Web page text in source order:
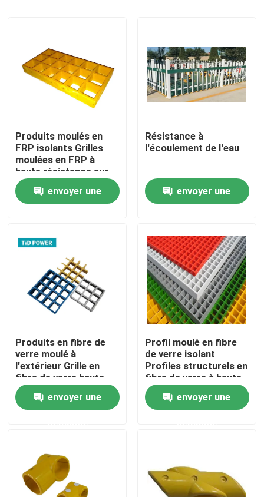
À la maison
Produits
À propos de nous
Visite de l'usine
Contrôle de la qualité
Nous contacter
Demandez un devis
Isolateur ferroviaire
Produits moulés en
FRP isolants Grilles
moulées en FRP à
haute résistance sur
mesure
envoyer une
Résistance à
l'écoulement de l'eau
envoyer une
Produits en fibre de
verre moulé à
l'extérieur Grille en
fibre de verre haute
résistance
personnalisée avec
différentes couleurs
envoyer une
Profil moulé en fibre
de verre isolant
Profiles structurels en
fibre de verre à haute
résistance
envoyer une